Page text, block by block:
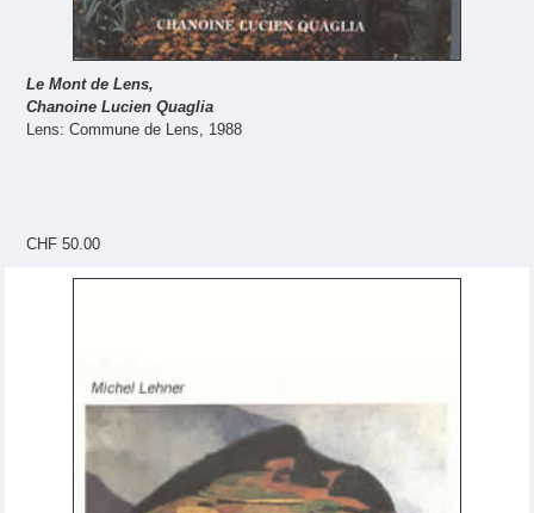
Le Mont de Lens,
Chanoine Lucien Quaglia
Lens: Commune de Lens, 1988
CHF 50.00